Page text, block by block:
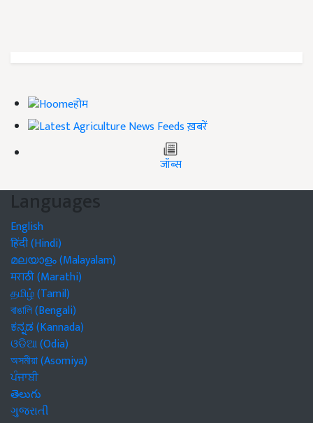
होम
ख़बरें
जॉब्स
Languages
English
हिंदी (Hindi)
മലയാളം (Malayalam)
मराठी (Marathi)
தமிழ் (Tamil)
বাঙালি (Bengali)
ಕನ್ನಡ (Kannada)
ଓଡିଆ (Odia)
অসমীয়া (Asomiya)
ਪੰਜਾਬੀ
తెలుగు
ગુજરાતી